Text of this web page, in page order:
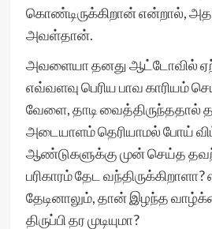
கொண்டிருக்கிறான் என்றால்,
அவள்தான்.
அவளையா தனது ஆட்டோவில்
எவ்வளவு பெரிய பாவ காரியம்
வேளை, தாடி
அடையாளம் தெரியாமல் போய்
ஆண்டுகளுக்கு முன் செய்த
பரிகாரம் தேட
தேடினாலும், தான் இழந்த
திருப்பி தர முடியுமா?